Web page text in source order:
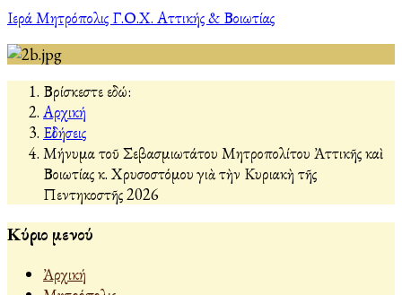
Ιερά Μητρόπολις Γ.Ο.Χ. Αττικής & Βοιωτίας
Βρίσκεστε εδώ:
Αρχική
Εἰδήσεις
Μήνυμα τοῦ Σεβασμιωτάτου Μητροπολίτου Ἀττικῆς καὶ
Βοιωτίας κ. Χρυσοστόμου γιὰ τὴν Κυριακὴ τῆς
Πεντηκοστῆς 2026
Κύριο μενού
Ἀρχική